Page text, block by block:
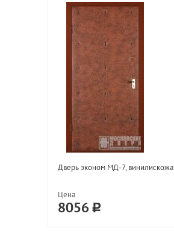
Дверь эконом МД-7, винилискожа
Цена
8056